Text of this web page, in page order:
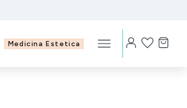
Medicina Estetica